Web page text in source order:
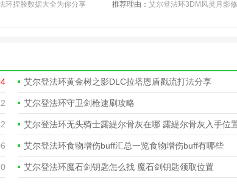
环捏脸数据大全为你分享
捏脸系统相当
推荐理由： 艾尔登法环3DM风灵月影修
作的艾尔登法环修改器资源，带您轻
艾尔登法环黄金树之影DLC拉塔恩盾戳流打法分享
艾尔登法环守卫剑枪速刷攻略
艾尔登法环无头骑士露緹尔骨灰在哪 露緹尔骨灰入手位
艾尔登法环食物增伤buff汇总一览食物增伤buff有哪些
艾尔登法环魔石剑钥匙怎么找 魔石剑钥匙领取位置